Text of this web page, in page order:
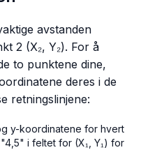
avstanden
2 (X₂, Y₂). For å
to punktene dine,
deres i de
retningslinjene:
y-koordinatene for hvert
i feltet for (X₁, Y₁) for